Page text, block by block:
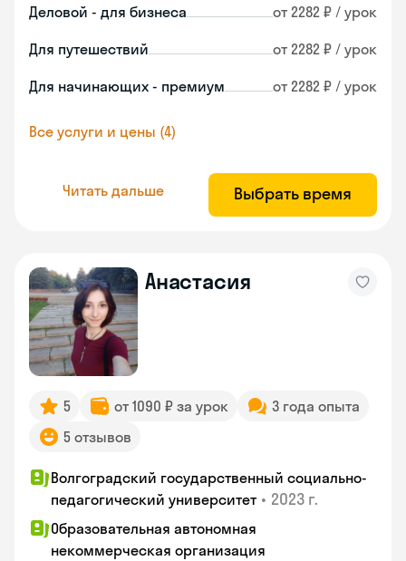
Деловой - для бизнеса от 2282 ₽ / урок
Для путешествий от 2282 ₽ / урок
Для начинающих - премиум от 2282 ₽ / урок
Все услуги и цены (4)
Читать дальше Выбрать время
Анастасия
5 от 1090 ₽ за урок
3 года опыта
5 отзывов
Волгоградский государственный социально-
педагогический университет • 2023 г.
Образовательная автономная
некоммерческая организация